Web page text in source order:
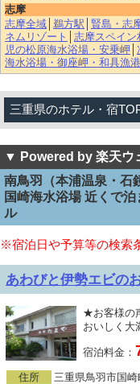
志摩
志摩全域 鵜方駅 賢島・志
ネムリゾート
志摩スペイン
児の松原海水浴場・安乗岬
海水浴場・御座岬・和具漁港
三重県のホテル・宿
▼ Powered by 楽天ウ
南鳥羽（本浦温泉・石
国崎海水浴場 近くで
ル
※宿泊日や予算等の検索
あわびと伊勢エビの
★お客様の
おいしく大
宿泊料金：
住所
三重県鳥羽市国崎